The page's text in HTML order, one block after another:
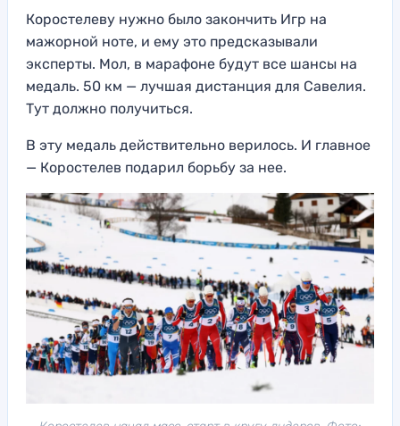
Коростелеву нужно было закончить Игр на
мажорной ноте, и ему это предсказывали
эксперты. Мол, в марафоне будут все шансы на
медаль. 50 км — лучшая дистанция для Савелия.
Тут должно получиться.
В эту медаль действительно верилось. И главное
— Коростелев подарил борьбу за нее.